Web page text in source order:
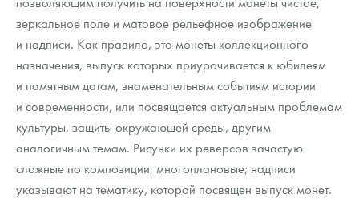
зеркальное поле и матовое рельефное изображение
и надписи. Как правило, это монеты коллекционного
назначения, выпуск которых приурочивается к юбилеям
и памятным датам, знаменательным событиям истории
и современности, или посвящается актуальным проблемам
культуры, защиты окружающей среды, другим
аналогичным темам. Рисунки их реверсов зачастую
сложные по композиции, многоплановые; надписи
указывают на тематику, которой посвящен выпуск монет.